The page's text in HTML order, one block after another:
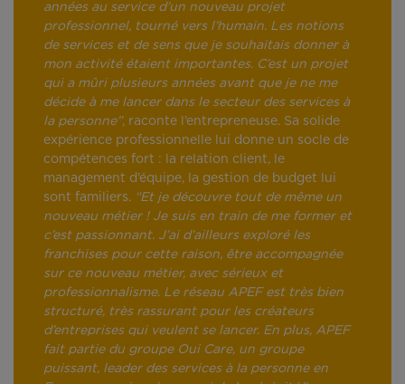
années au service d’un nouveau projet
professionnel, tourné vers l’humain. Les notions
de services et de sens que je souhaitais donner à
mon activité étaient importantes. C’est un projet
qui a mûri plusieurs années avant que je ne me
décide à me lancer dans le secteur des services à
la personne”, raconte l’entrepreneuse. Sa solide
expérience professionnelle lui donne un socle de
compétences fort : la relation client, le
management d’équipe, la gestion de budget lui
sont familiers. “Et je découvre tout de même un
nouveau métier ! Je suis en train de me former et
c’est passionnant. J’ai d’ailleurs exploré les
franchises pour cette raison, être accompagnée
sur ce nouveau métier, avec sérieux et
professionnalisme. Le réseau APEF est très bien
structuré, très rassurant pour les créateurs
d’entreprises qui veulent se lancer. En plus, APEF
fait partie du groupe Oui Care, un groupe
puissant, leader des services à la personne en